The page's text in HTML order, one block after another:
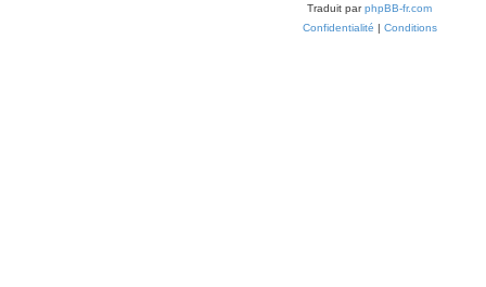
Traduit parphpBB-fr.com
Confidentialité | Conditions